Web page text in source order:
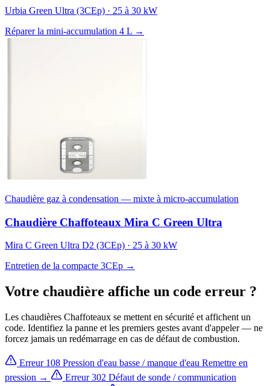
Urbia Green Ultra (3CEp) · 25 à 30 kW
Réparer la mini-accumulation 4 L →
Chaudière gaz à condensation — mixte à micro-accumulation
Chaudière Chaffoteaux Mira C Green Ultra
Mira C Green Ultra D2 (3CEp) · 25 à 30 kW
Entretien de la compacte 3CEp →
Votre chaudière affiche un code erreur ?
Les chaudières Chaffoteaux se mettent en sécurité et affichent un
code. Identifiez la panne et les premiers gestes avant d'appeler — ne
forcez jamais un redémarrage en cas de défaut de combustion.
Erreur 108 Pression d'eau basse / manque d'eau Remettre en
pression →
Erreur 302 Défaut de sonde / communication